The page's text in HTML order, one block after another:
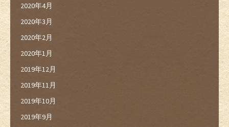
2020年4月
2020年3月
2020年2月
2020年1月
2019年12月
2019年11月
2019年10月
2019年9月